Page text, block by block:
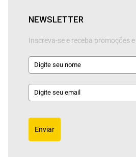
NEWSLETTER
Inscreva-se e receba promoções
Enviar